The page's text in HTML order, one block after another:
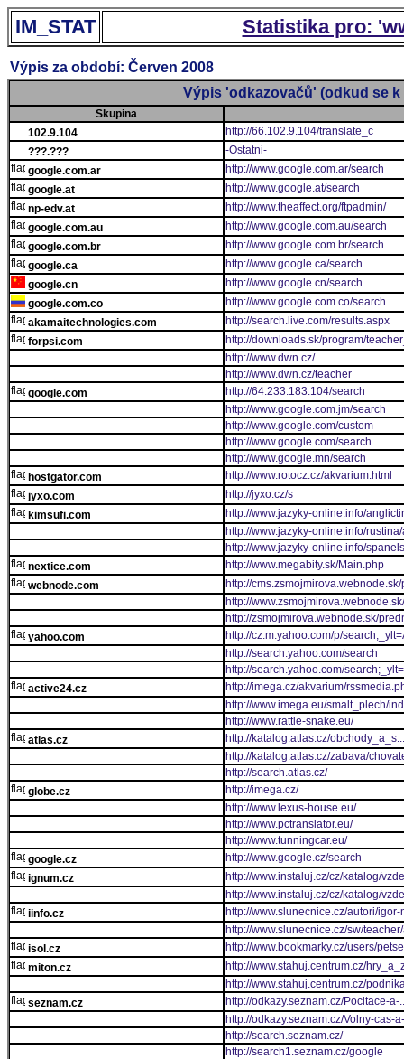
IM_STAT Statistika pro:
Výpis za období: Červen 2008
Výpis 'odkazovačů' (odkud se k
Skupina
102.9.104
http://66.102.9.104/translate_c
???.???
-Ostatni-
google.com.ar
http://www.google.com.ar/search
google.at
http://www.google.at/search
np-edv.at
http://www.theaffect.org/ftpadmin/
google.com.au
http://www.google.com.au/search
google.com.br
http://www.google.com.br/search
google.ca
http://www.google.ca/search
google.cn
http://www.google.cn/search
google.com.co
http://www.google.com.co/search
akamaitechnologies.com
http://search.live.com/results.aspx
forpsi.com
http://downloads.sk/program/
http://www.dwn.cz/
http://www.dwn.cz/teacher
google.com
http://64.233.183.104/search
http://www.google.com.jm/search
http://www.google.com/custom
http://www.google.com/search
http://www.google.mn/search
hostgator.com
http://www.rotocz.cz/akvarium.html
jyxo.com
http://jyxo.cz/s
kimsufi.com
http://www.jazyky-online.info/
http://www.jazyky-online.info/
http://www.jazyky-online.info/
nextice.com
http://www.megabity.sk/Main.php
webnode.com
http://
http://
http://zsmojmirova.webnode.sk/
yahoo.com
http://cz.m.yahoo.com/p/
http://search.yahoo.com/search
http://search.yahoo.com/
active24.cz
http://imega.cz/akvarium/
http://www.imega.eu/smalt_plech/
http://www.rattle-snake.eu/
atlas.cz
http://katalog.atlas.cz/
http://katalog.atlas.cz/zabava/
http://search.atlas.cz/
globe.cz
http://imega.cz/
http://www.lexus-house.eu/
http://www.pctranslator.eu/
http://www.tunningcar.eu/
google.cz
http://www.google.cz/search
ignum.cz
http://www.instaluj.cz/cz/katalog/
http://www.instaluj.cz/cz/katalog/
iinfo.cz
http://www.slunecnice.cz/autori/igor-
http://www.slunecnice.cz/sw/
isol.cz
http://www.bookmarky.cz/users/petse
miton.cz
http://www.stahuj.centrum.cz/
http://www.stahuj.centrum.cz/
seznam.cz
http://odkazy.seznam.cz/Pocitace-
http://odkazy.seznam.cz/Volny-cas-
http://search.seznam.cz/
http://search1.seznam.cz/google